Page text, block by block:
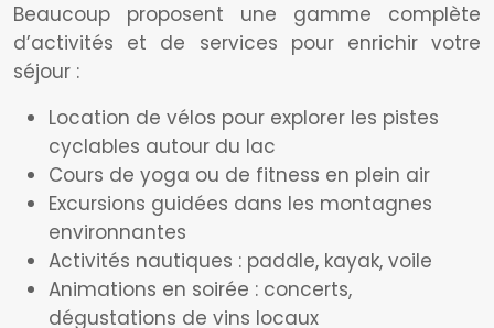
Beaucoup proposent une gamme complète
d’activités et de services pour enrichir votre
séjour :
Location de vélos pour explorer les pistes
cyclables autour du lac
Cours de yoga ou de fitness en plein air
Excursions guidées dans les montagnes
environnantes
Activités nautiques : paddle, kayak, voile
Animations en soirée : concerts,
dégustations de vins locaux